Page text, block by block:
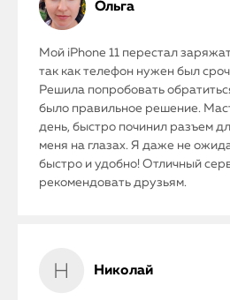
Ольга
Мой iPhone 11 перестал
так как телефон нужен был
Решила попробовать
было правильное решение.
день, быстро починил разъем
меня на глазах. Я даже не
быстро и удобно! Отличный
рекомендовать друзьям.
Николай